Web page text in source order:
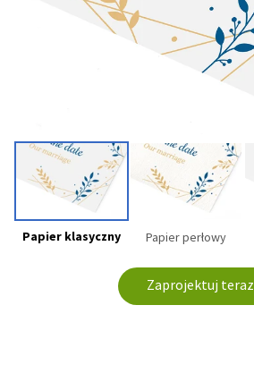
Papier klasyczny Papier perłowy
Zaprojektuj teraz